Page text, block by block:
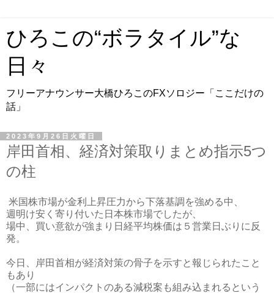
ひろこの“ボラタイル”な
日々
フリーアナウンサー大橋ひろこのFXソロジー「ここだけの
話」
2023年9月26日火曜日
岸田首相、経済対策取りまとめ指示5つ
の柱
米国株市場が金利上昇圧力から下落基調を強める中、
週明け安く寄り付いた日本株市場でしたが、
場中、買い意欲が強まり日経平均株価は５営業日ぶりに反
発。
今日、岸田首相が経済対策の骨子を示すと報じられたこと
もあり
（一部にはインパクトのある減税案も組み込まれるという